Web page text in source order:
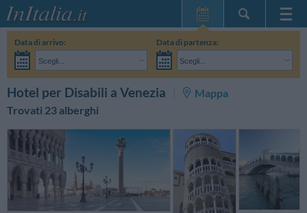
Home Page
Le mie Prenotazioni
InItalia Club
Lingua
Data di arrivo:
Scegli...
Data di partenza:
Scegli...
Hotel per Disabili a Venezia
Mappa
Trovati 23 alberghi